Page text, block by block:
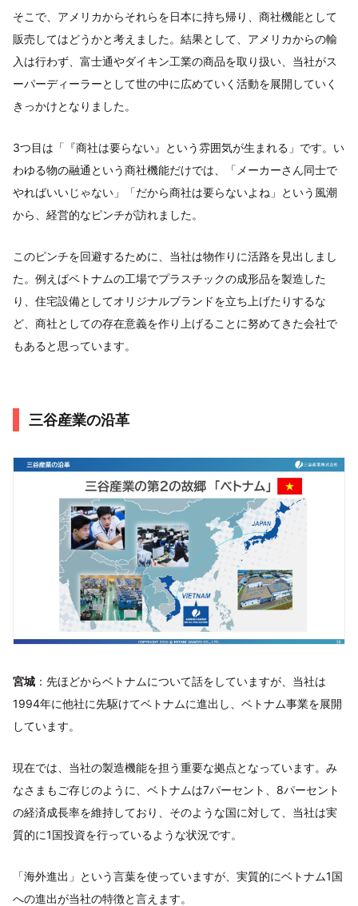
そこで、アメリカからそれらを日本に持ち帰り、商社機能として
販売してはどうかと考えました。結果として、アメリカからの輸
入は行わず、富士通やダイキン工業の商品を取り扱い、当社がス
ーパーディーラーとして世の中に広めていく活動を展開していく
きっかけとなりました。
3つ目は「『商社は要らない』という雰囲気が生まれる」です。い
わゆる物の融通という商社機能だけでは、「メーカーさん同士で
やればいいじゃない」「だから商社は要らないよね」という風潮
から、経営的なピンチが訪れました。
このピンチを回避するために、当社は物作りに活路を見出しまし
た。例えばベトナムの工場でプラスチックの成形品を製造した
り、住宅設備としてオリジナルブランドを立ち上げたりするな
ど、商社としての存在意義を作り上げることに努めてきた会社で
もあると思っています。
三谷産業の沿革
宮城 ：先ほどからベトナムについて話をしていますが、当社は
1994年に他社に先駆けてベトナムに進出し、ベトナム事業を展開
しています。
現在では、当社の製造機能を担う重要な拠点となっています。み
なさまもご存じのように、ベトナムは7パーセント、8パーセント
の経済成長率を維持しており、そのような国に対して、当社は実
質的に1国投資を行っているような状況です。
「海外進出」という言葉を使っていますが、実質的にベトナム1国
への進出が当社の特徴と言えます。